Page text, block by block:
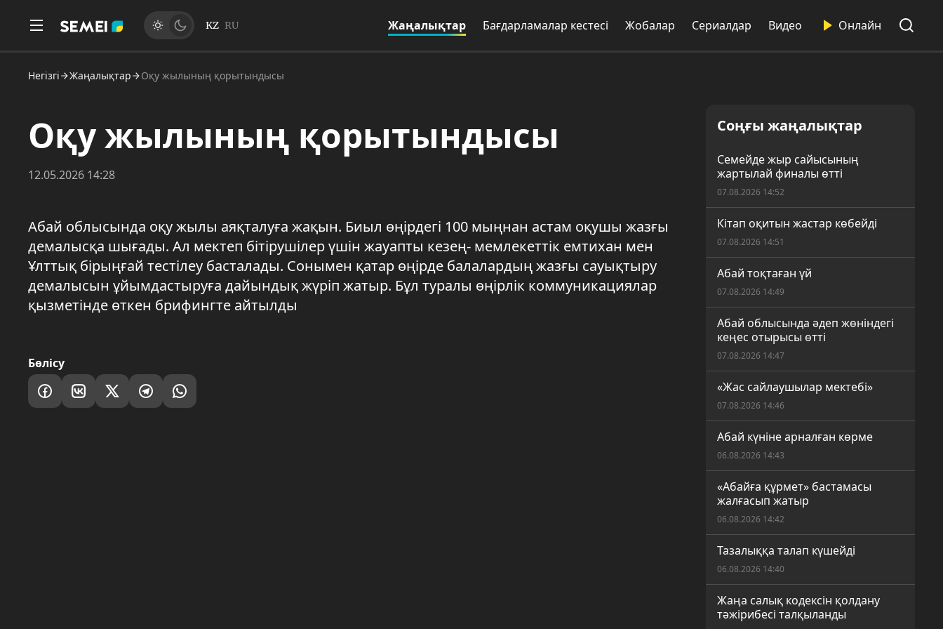
KZ RU Жаңалықтар Бағдарламалар кестесі Жобалар Сериалдар Видео Онлайн
Негізгі Жаңалықтар Оқу жылының қорытындысы
Оқу жылының қорытындысы
12.05.2026 14:28
Абай облысында оқу жылы аяқталуға жақын. Биыл өңірдегі 100 мыңнан астам оқушы жазғы
демалысқа шығады. Ал мектеп бітірушілер үшін жауапты кезең- мемлекеттік емтихан мен
Ұлттық бірыңғай тестілеу басталады. Сонымен қатар өңірде балалардың жазғы сауықтыру
демалысын ұйымдастыруға дайындық жүріп жатыр. Бұл туралы өңірлік коммуникациялар
қызметінде өткен брифингте айтылды
Бөлісу
Соңғы жаңалықтар
Семейде жыр сайысының
жартылай финалы өтті
07.08.2026 14:52
Кітап оқитын жастар көбейді
07.08.2026 14:51
Абай тоқтаған үй
07.08.2026 14:49
Абай облысында әдеп жөніндегі
кеңес отырысы өтті
07.08.2026 14:47
«Жас сайлаушылар мектебі»
07.08.2026 14:46
Абай күніне арналған көрме
06.08.2026 14:43
«Абайға құрмет» бастамасы
жалғасып жатыр
06.08.2026 14:42
Тазалыққа талап күшейді
06.08.2026 14:40
Жаңа салық кодексін қолдану
тәжірибесі талқыланды